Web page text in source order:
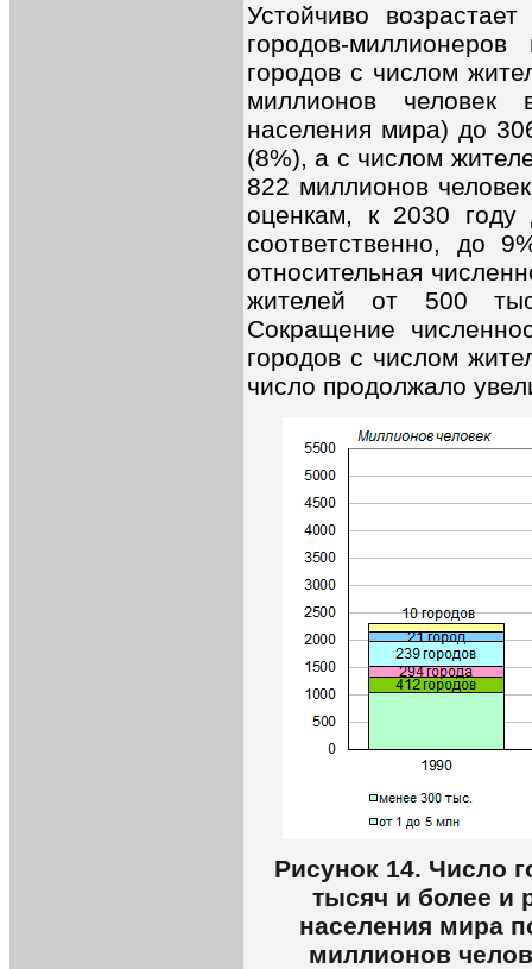
Устойчиво
городов-
городов с числом
миллионов человек
населения мира) до
(8%), а с числом
822 миллионов
оценкам, к 2030 году
соответственно, до
относительная
жителей от 500
Сокращение
городов с числом
число продолжало
Рисунок 14. Число
тысяч и более и
населения мира
миллионов